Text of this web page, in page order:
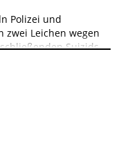
Polizei und
zwei Leichen wegen
Suizids